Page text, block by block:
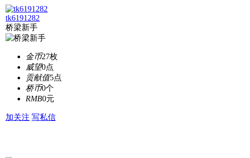
tk6191282
桥梁新手
金币27枚
威望0点
贡献值5点
桥币0个
RMB0元
加关注 写私信